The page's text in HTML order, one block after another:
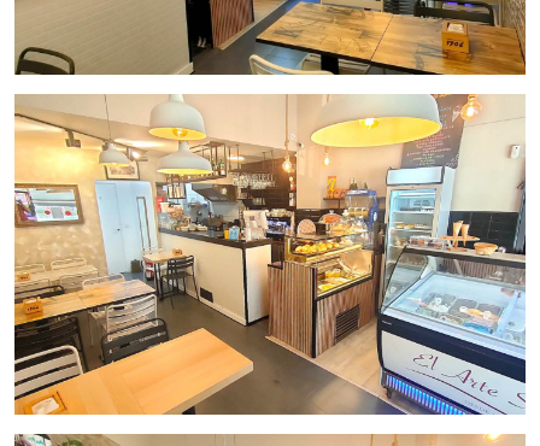
El establecimiento cuenta con40 m² perfectamente
distribuidos
33 personas
de aforo totales (9 personas en el
interiory24 personas en la terraza)y dispone de una
terraza con 5 mesas oficiales, un importantevalor añadido
que incrementa la capacidad del local y su facturación.
Comocomplementoa la actividad principal, dispone de
autorización para laVenta de Helados, generandoingresos
adicionales
durante los meses de mayor afluencia.
El local ha solicitado nueva licencia de Bar-Cafetería.
El local estácompletamente equipadoy preparado para
continuar la actividadsin necesidad de realizar nuevas
inversiones, ofreciendo una distribución práctica y funcional
para el trabajo diario.
Características principales